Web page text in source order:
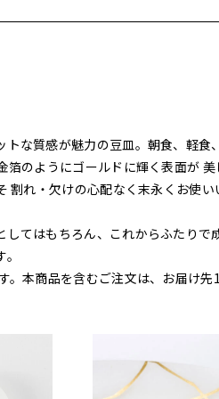
な質感が魅力の豆皿。朝食、軽食
のようにゴールドに輝く表面が
割れ・欠けの心配なく末永くお使
てはもちろん、これからふたりで
本商品を含むご注文は、お届け